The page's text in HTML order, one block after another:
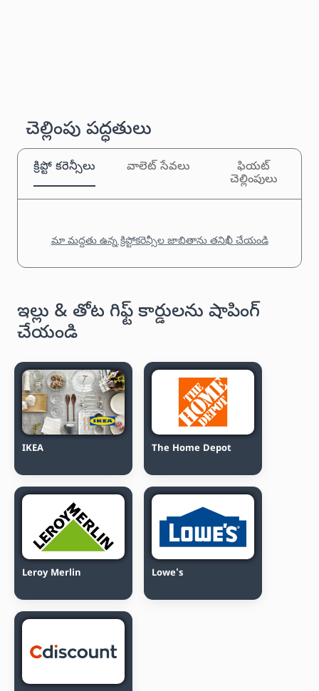
చెల్లింపు పద్ధతులు
క్రిప్టో కరెన్సీలు వాలెట్ సేవలు
ఫియట్
చెల్లింపులు
మా మద్దతు ఉన్న క్రిప్టోకరెన్సీల జాబితాను తనిఖీ చేయండి
ఇల్లు & తోట గిఫ్ట్ కార్డులను షాపింగ్
చేయండి
IKEA The Home Depot
Leroy Merlin Lowe's